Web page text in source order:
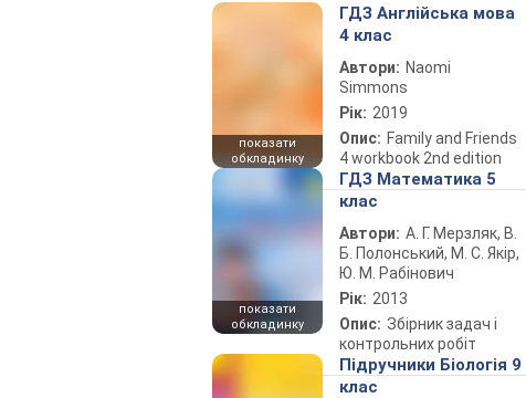
показати
обкладинку
ГДЗ Англійська мова
4 клас
Автори: Naomi
Simmons
Рік: 2019
Опис: Family and Friends
4 workbook 2nd edition
показати
обкладинку
ГДЗ Математика 5
клас
Автори: А. Г. Мерзляк, В.
Б. Полонський, М. С. Якір,
Ю. М. Рабінович
Рік: 2013
Опис: Збірник задач і
контрольних робіт
Підручники Біологія 9
клас